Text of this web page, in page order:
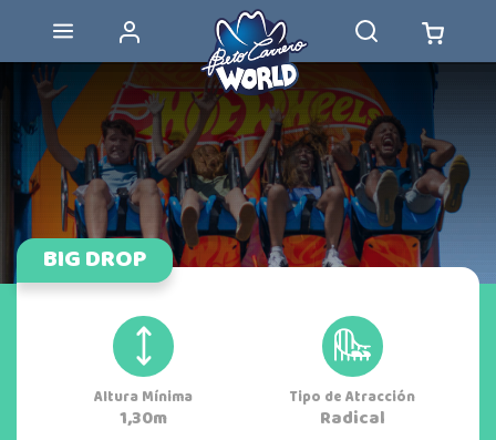
BIG DROP
Altura Mínima
1,30m
Tipo de Atracción
Radical